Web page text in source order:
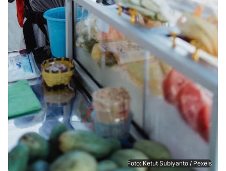
Foto: Ketut Subiyanto / Pexels